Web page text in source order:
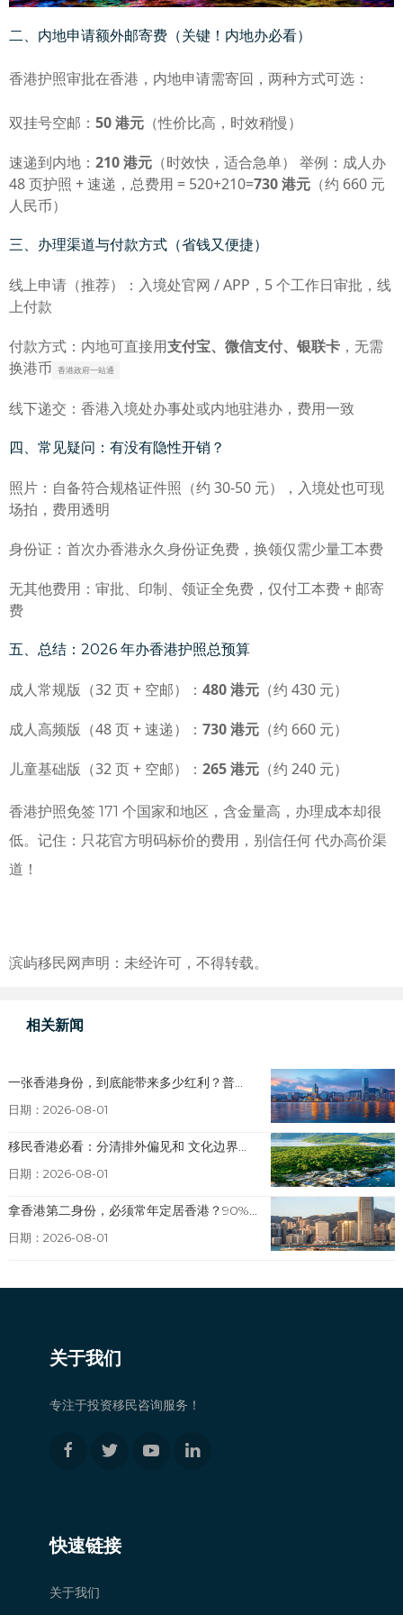
二、内地申请额外邮寄费（关键！内地办必看）
香港护照审批在香港，内地申请需寄回，两种方式可选：
双挂号空邮： 50 港元 （性价比高，时效稍慢）
速递到内地： 210 港元 （时效快，适合急单） 举例：成人办
48 页护照 + 速递，总费用 = 520+210=730 港元 （约 660 元
人民币）
三、办理渠道与付款方式（省钱又便捷）
线上申请（推荐）：入境处官网 / APP，5 个工作日审批，线
上付款
付款方式：内地可直接用支付宝、微信支付、银联卡 ，无需
换港币 香港政府一站通
线下递交：香港入境处办事处或内地驻港办，费用一致
四、常见疑问：有没有隐性开销？
照片：自备符合规格证件照（约 30-50 元），入境处也可现
场拍，费用透明
身份证：首次办香港永久身份证免费，换领仅需少量工本费
无其他费用：审批、印制、领证全免费，仅付工本费 + 邮寄
费
五、总结：2026 年办香港护照总预算
成人常规版（32 页 + 空邮）： 480 港元 （约 430 元）
成人高频版（48 页 + 速递）： 730 港元 （约 660 元）
儿童基础版（32 页 + 空邮）： 265 港元 （约 240 元）
香港护照免签 171 个国家和地区，含金量高，办理成本却很
低。记住：只花官方明码标价的费用，别信任何 代办高价渠
道！
滨屿移民网声明：未经许可，不得转载。
相关新闻
一张香港身份，到底能带来多少红利？普...
日期：2026-08-01
移民香港必看：分清排外偏见和 文化边界...
日期：2026-08-01
拿香港第二身份，必须常年定居香港？90%...
日期：2026-08-01
关于我们
专注于投资移民咨询服务！
快速链接
关于我们